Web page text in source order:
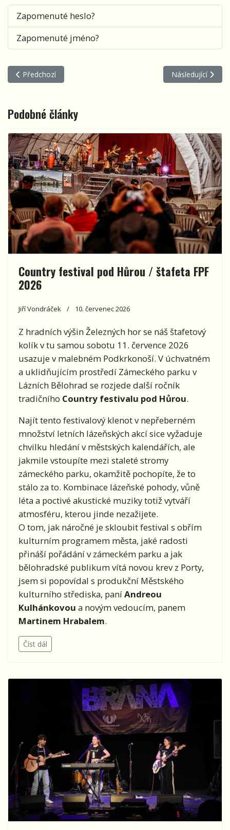
Zapomenuté heslo?
Zapomenuté jméno?
Předchozí článek: Festival Brána 2026: Startuje nový ročník
Předchozí Další článek:
Následující
Podobné články
Country festival pod Hůrou / štafeta FPF
2026
Jiří Vondráček 10. červenec 2026
Z hradních výšin Železných hor se náš štafetový
kolík v tu samou sobotu 11. července 2026
usazuje v malebném Podkrkonoší. V úchvatném
a uklidňujícím prostředí Zámeckého parku v
Lázních Bělohrad se rozjede další ročník
tradičního Country festivalu pod Hůrou.
Najít tento festivalový klenot v nepřeberném
množství letních lázeňských akcí sice vyžaduje
chvilku hledání v městských kalendářích, ale
jakmile vstoupíte mezi staleté stromy
zámeckého parku, okamžitě pochopíte, že to
stálo za to. Kombinace lázeňské pohody, vůně
léta a poctivé akustické muziky totiž vytváří
atmosféru, kterou jinde nezažijete.
O tom, jak náročné je skloubit festival s obřím
kulturním programem města, jaké radosti
přináší pořádání v zámeckém parku a jak
bělohradské publikum vítá novou krev z Porty,
jsem si popovídal s produkční Městského
kulturního střediska, paníAndreou
Kulhánkovou a novým vedoucím, panem
Martinem Hrabalem.
Číst dál